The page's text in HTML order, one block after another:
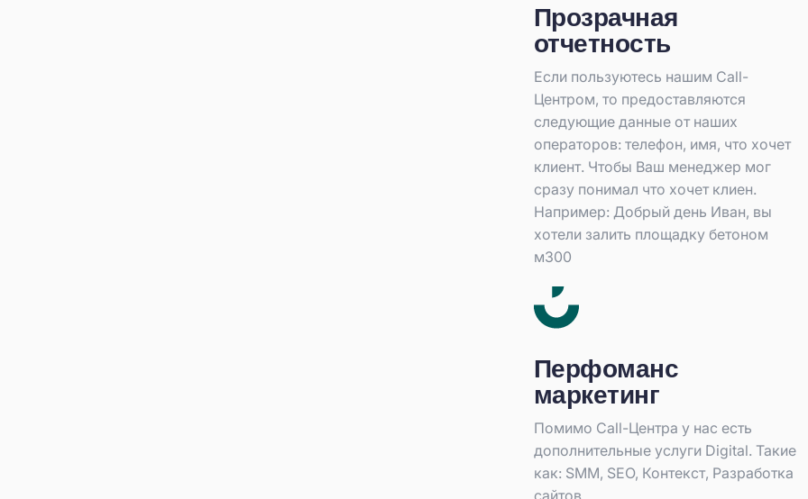
Прозрачная
отчетность
Если пользуютесь нашим Call-
Центром, то предоставляются
следующие данные от наших
операторов: телефон, имя, что хочет
клиент. Чтобы Ваш менеджер мог
сразу понимал что хочет клиен.
Например: Добрый день Иван, вы
хотели залить площадку бетоном
м300
Перфоманс
маркетинг
Помимо Call-Центра у нас есть
дополнительные услуги Digital. Такие
как: SMM, SEO, Контекст, Разработка